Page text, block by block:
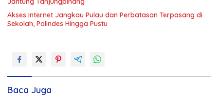
Akses Internet Jangkau Pulau dan Perbatasan Terpasang di
Sekolah, Polindes Hingga Pustu
Baca Juga